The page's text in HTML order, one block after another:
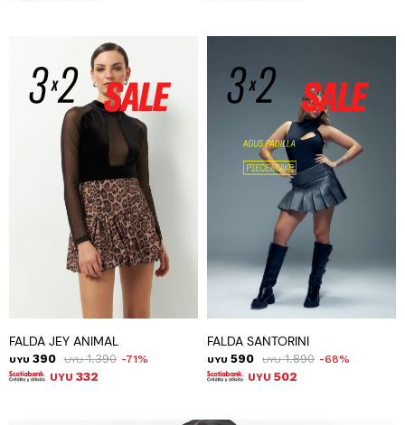
FALDA JEY ANIMAL
UYU 390 UYU 1.390 71
UYU 332
FALDA SANTORINI
UYU 590 UYU 1.890 68
UYU 502